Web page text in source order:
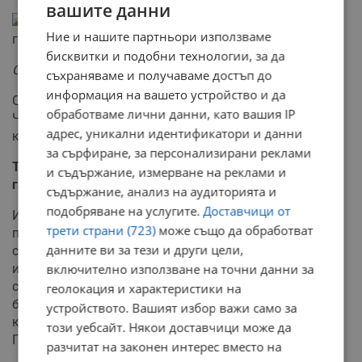
Снимка: Ройтерс
Същевременно турският външен министър Мевлют
Чавушоглу заявил в телефонен разговор с гръцкия си
колега, че
Турция ще изпрати на Гърция два самолета за
гасене на пожари, съобщава в. “Дейли Сабах”.
Израел също изпрати допълнително на Гърция два
противопожарни самолета. Решението беше обявено
след телефонен разговор между Мицотакис и
израелския му колега Нафтали Бенет като
солидарност и подкрепа за страната, изправена пред
бушуващите пожари. Тази помощ идва в допълнение
към израелските пожарникари, които вече са в
Гърция.
вашите данни
Ние и нашите партньори използваме
бисквитки и подобни технологии, за да
съхраняваме и получаваме достъп до
информация на вашето устройство и да
обработваме лични данни, като вашия IP
адрес, уникални идентификатори и данни
за сърфиране, за персонализирани реклами
и съдържание, измерване на реклами и
съдържание, анализ на аудиторията и
подобряване на услугите.Доставчици от
трети страни (723)може също да обработват
данните ви за тези и други цели,
включително използване на точни данни за
геолокация и характеристики на
устройството. Вашият избор важи само за
този уебсайт. Някои доставчици може да
разчитат на законен интерес вместо на